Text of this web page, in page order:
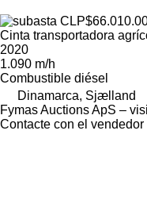
Cinta transportadora
2020
1.090 m/h
Combustible diésel
Dinamarca, Sjælland
Fymas Auctions ApS –
Contacte con el vendedor